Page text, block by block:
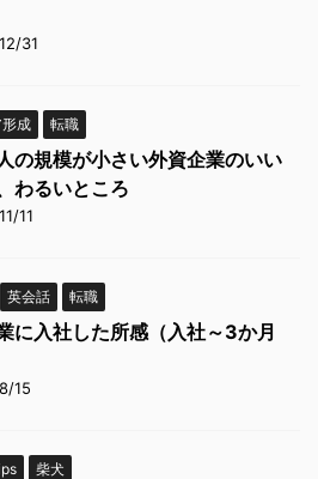
31
成 転職
の規模が小さい外資企業のいい
わるいところ
11
英会話 転職
に入社した所感（入社～3か月
15
柴犬